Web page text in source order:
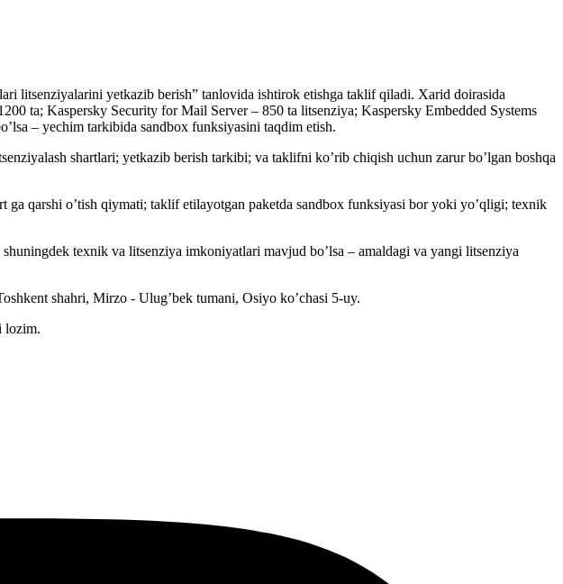
litsenziyalarini yetkazib berish” tanlovida ishtirok etishga taklif qiladi. Xarid doirasida
ta; Kaspersky Security for Mail Server – 850 ta litsenziya; Kaspersky Embedded Systems
– yechim tarkibida sandbox funksiyasini taqdim etish.
shartlari; yetkazib berish tarkibi; va taklifni ko’rib chiqish uchun zarur bo’lgan boshqa
qarshi o’tish qiymati; taklif etilayotgan paketda sandbox funksiyasi bor yoki yo’qligi; texnik
texnik va litsenziya imkoniyatlari mavjud bo’lsa – amaldagi va yangi litsenziya
shahri, Mirzo - Ulug’bek tumani, Osiyo ko’chasi 5-uy.
lozim.